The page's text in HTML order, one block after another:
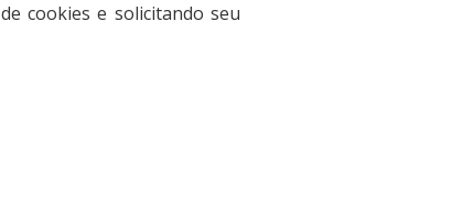
cookies e solicitando seu